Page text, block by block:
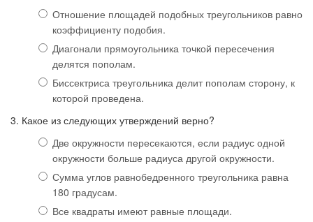
Отношение площадей подобных треугольников равно
коэффициенту подобия.
Диагонали прямоугольника точкой пересечения
делятся пополам.
Биссектриса треугольника делит пополам сторону, к
которой проведена.
3. Какое из следующих утверждений верно?
Две окружности пересекаются, если радиус одной
окружности больше радиуса другой окружности.
Сумма углов равнобедренного треугольника равна
180 градусам.
Все квадраты имеют равные площади.